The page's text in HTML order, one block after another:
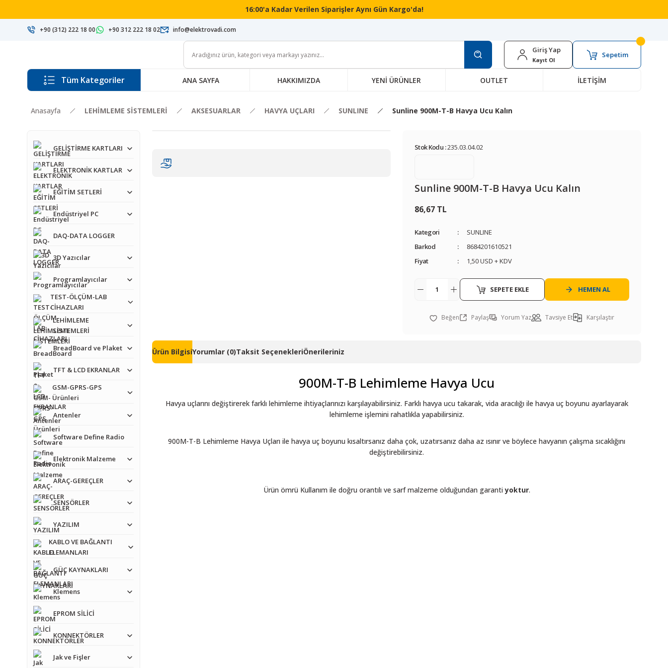
16:00'a Kadar Verilen Siparişler Aynı Gün Kargo'da!
+90 (312) 222 18 00 +90 312 222 18 02 info@elektrovadi.com
Giriş Yap
Kayıt Ol
Sepetim
Tüm Kategoriler ANA SAYFA HAKKIMIZDA YENİ ÜRÜNLER OUTLET İLETİŞİM
Anasayfa LEHİMLEME SİSTEMLERİ AKSESUARLAR HAVYA UÇLARI SUNLINE Sunline 900M-T-B Havya Ucu Kalın
GELİŞTİRME KARTLARI
ELEKTRONİK KARTLAR
EĞİTİM SETLERİ
Endüstriyel PC
DAQ-DATA LOGGER
3D Yazıcılar
Programlayıcılar
TEST-ÖLÇÜM-LAB
CİHAZLARI
LEHİMLEME
SİSTEMLERİ
BreadBoard ve Plaket
TFT & LCD EKRANLAR
GSM-GPRS-GPS
Ürünleri
Antenler
Software Define Radio
Elektronik Malzeme
ARAÇ-GEREÇLER
SENSÖRLER
YAZILIM
KABLO VE BAĞLANTI
ELEMANLARI
GÜÇ KAYNAKLARI
Klemens
EPROM SİLİCİ
KONNEKTÖRLER
Jak ve Fişler
Stok Kodu :235.03.04.02
Sunline 900M-T-B Havya Ucu Kalın
86,67 TL
Kategori
SUNLINE
Barkod
8684201610521
Fiyat
1,50 USD + KDV
SEPETE EKLE HEMEN AL
Paylaş Yorum Yaz Tavsiye Et Karşılaştır
Ürün BilgisiYorumlar (0)Taksit SeçenekleriÖnerileriniz
900M-T-B Lehimleme Havya Ucu
Havya uçlarını değiştirerek farklı lehimleme ihtiyaçlarınızı karşılayabilirsiniz. Farklı havya ucu takarak, vida aracılığı ile havya uç boyunu ayarlayarak
lehimleme işlemini rahatlıkla yapabilirsiniz.
900M-T-B Lehimleme Havya Uçları ile havya uç boyunu kısaltırsanız daha çok, uzatırsanız daha az ısınır ve böylece havyanın çalışma sıcaklığını
değiştirebilirsiniz.
Ürün ömrü Kullanım ile doğru orantılı ve sarf malzeme olduğundan garantiyoktur.